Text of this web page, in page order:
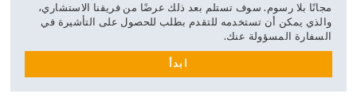
مجانًا بلا رسوم. سوف تستلم بعد ذلك عرضًا من فريقنا الاستشاري،
والذي يمكن أن تستخدمه للتقدم بطلب للحصول على التأشيرة في
السفارة المسؤولة عنك.
ابدأ